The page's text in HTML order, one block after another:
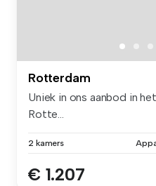
Rotterdam
Uniek in ons aanbod in
Rotte...
2 kamers
€ 1.207